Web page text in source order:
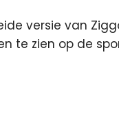
versie van
te zien op de